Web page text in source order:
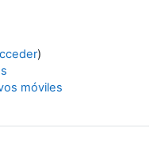
)
móviles